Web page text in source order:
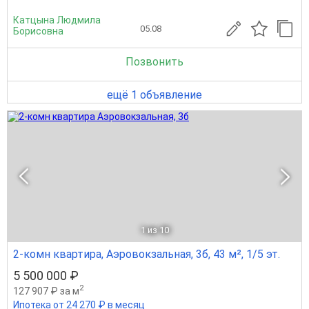
Катцына Людмила
Борисовна
05.08
Позвонить
ещё 1 объявление
1 из 10
2-комн квартира, Аэровокзальная, 3б, 43 м², 1/5 эт.
5 500 000 ₽
127 907 ₽ за м2
Ипотека от 24 270 ₽ в месяц